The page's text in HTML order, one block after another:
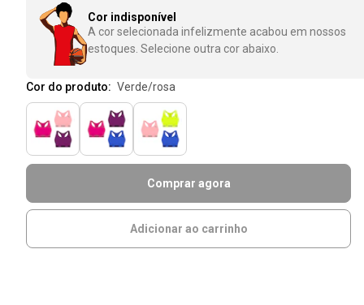
Cor indisponível
A cor selecionada infelizmente acabou em nossos
estoques. Selecione outra cor abaixo.
Cor do produto: verde/rosa
Comprar agora
Adicionar ao carrinho